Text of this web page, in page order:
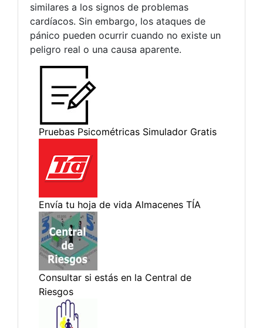
similares a los signos de problemas
cardíacos. Sin embargo, los ataques de
pánico pueden ocurrir cuando no existe un
peligro real o una causa aparente.